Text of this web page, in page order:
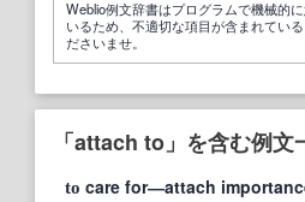
Weblio例文辞書はプログラムで機械的
いるため、不適切な項目が含まれてい
ださいませ。
「attach to」を含む例文
to care for―attach